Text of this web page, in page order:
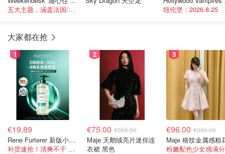
五大主题，涵盖法国/欧洲上千家酒店！！
纽伦堡：2026.8.25
大家都在抢
1
€19.89
Rene Furterer 新版小白珠洗发水 500ml
补货速抢！清爽不干 蓬松强韧秀发
2
€75.00 €355.00
Maje 天鹅绒亮片迷你连
衣裙 黑色
3
€96.00 €355.00
粉嫩配色少女感满